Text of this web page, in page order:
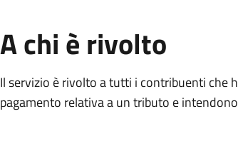
A chi è rivolto
Il servizio è rivolto a tutti i contribuenti che
pagamento relativa a un tributo e